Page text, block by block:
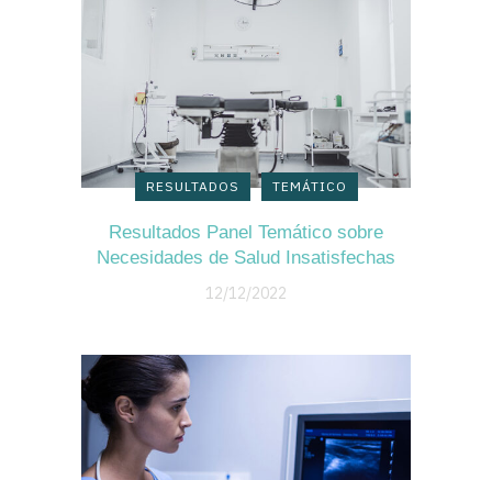
RESULTADOS TEMÁTICO
Resultados Panel Temático sobre
Necesidades de Salud Insatisfechas
12/12/2022